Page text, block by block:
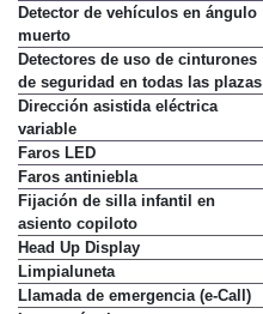
Detector de vehículos en ángulo
muerto
Detectores de uso de cinturones
de seguridad en todas las plazas
Dirección asistida eléctrica
variable
Faros LED
Faros antiniebla
Fijación de silla infantil en
asiento copiloto
Head Up Display
Limpialuneta
Llamada de emergencia (e-Call)